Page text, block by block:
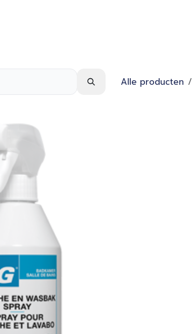
Alle producten